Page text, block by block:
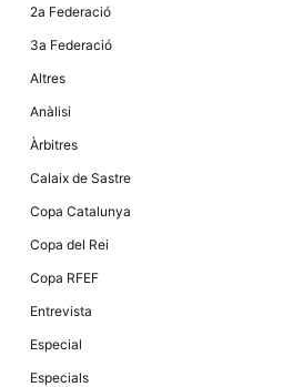
2a Federació
3a Federació
Altres
Anàlisi
Àrbitres
Calaix de Sastre
Copa Catalunya
Copa del Rei
Copa RFEF
Entrevista
Especial
Especials